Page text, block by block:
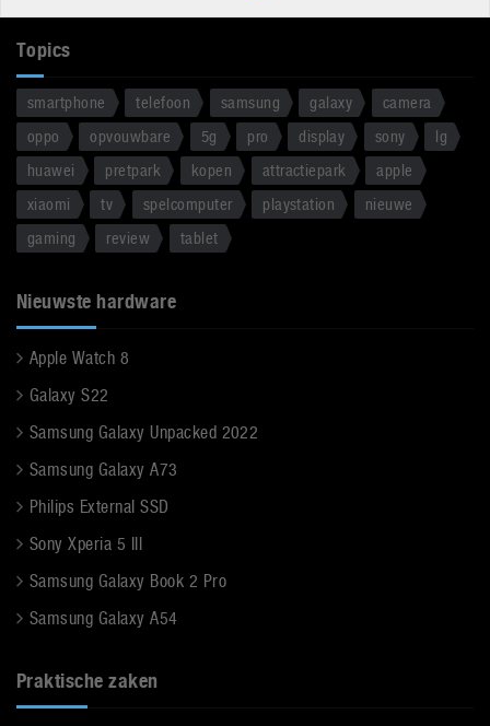
Topics
smartphone telefoon samsung galaxy
camera
oppo
opvouwbare 5g pro display sony
lg
huawei
pretpark kopen attractiepark
apple
xiaomi
tv spelcomputer playstation
nieuwe
gaming
review tablet
Nieuwste hardware
Apple Watch 8
Galaxy S22
Samsung Galaxy Unpacked 2022
Samsung Galaxy A73
Philips External SSD
Sony Xperia 5 III
Samsung Galaxy Book 2 Pro
Samsung Galaxy A54
Praktische zaken